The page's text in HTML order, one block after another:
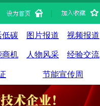
|
低碳 图片报道 视频报道
商机 人物风采 经验交流
节能宣传周